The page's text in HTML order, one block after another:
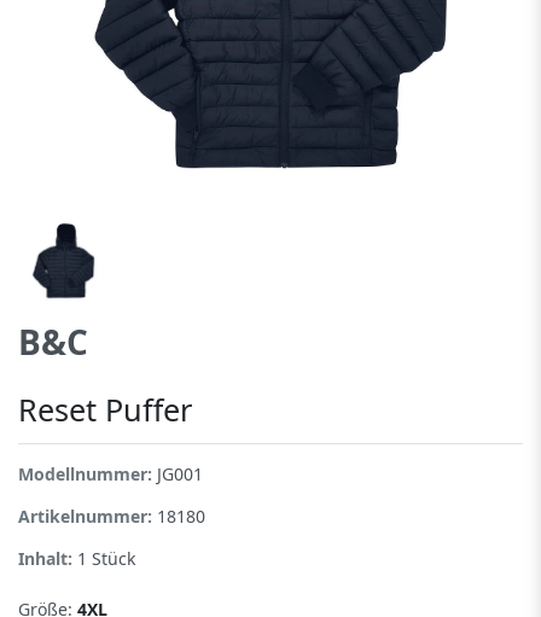
B&C
Reset Puffer
Modellnummer: JG001
Artikelnummer: 18180
Inhalt: 1 Stück
Größe: 4XL